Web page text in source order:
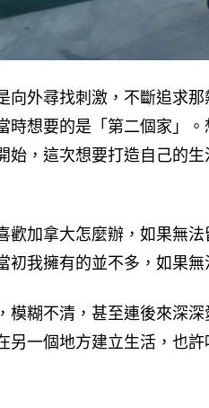
向外尋找刺激，不斷追求
時想要的是「第二個家」
始，這次想要打造自己的
歡加拿大怎麼辦，如果無
初我擁有的並不多，如果
模糊不清，甚至連後來深
另一個地方建立生活，也